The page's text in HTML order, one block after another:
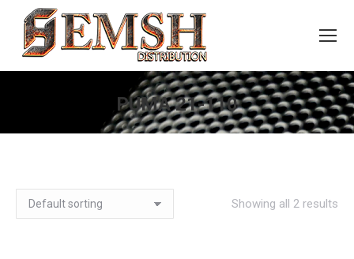
PUMA 21-110
You are here:
Showing all 2 results